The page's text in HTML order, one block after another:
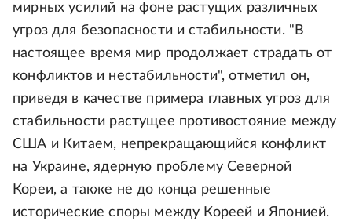
мирных усилий на фоне растущих различных
угроз для безопасности и стабильности. "В
настоящее время мир продолжает страдать от
конфликтов и нестабильности", отметил он,
приведя в качестве примера главных угроз для
стабильности растущее противостояние между
США и Китаем, непрекращающийся конфликт
на Украине, ядерную проблему Северной
Кореи, а также не до конца решенные
исторические споры между Кореей и Японией.